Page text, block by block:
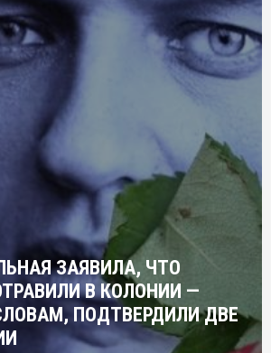
ЗАЯВИЛА, ЧТО
В КОЛОНИИ —
ПОДТВЕРДИЛИ ДВЕ